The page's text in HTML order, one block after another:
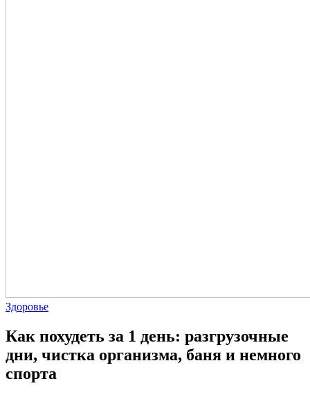
Здоровье
Как похудеть за 1 день: разгрузочные
дни, чистка организма, баня и немного
спорта